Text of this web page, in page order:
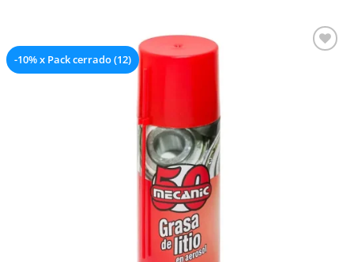
-10% x Pack cerrado (12)